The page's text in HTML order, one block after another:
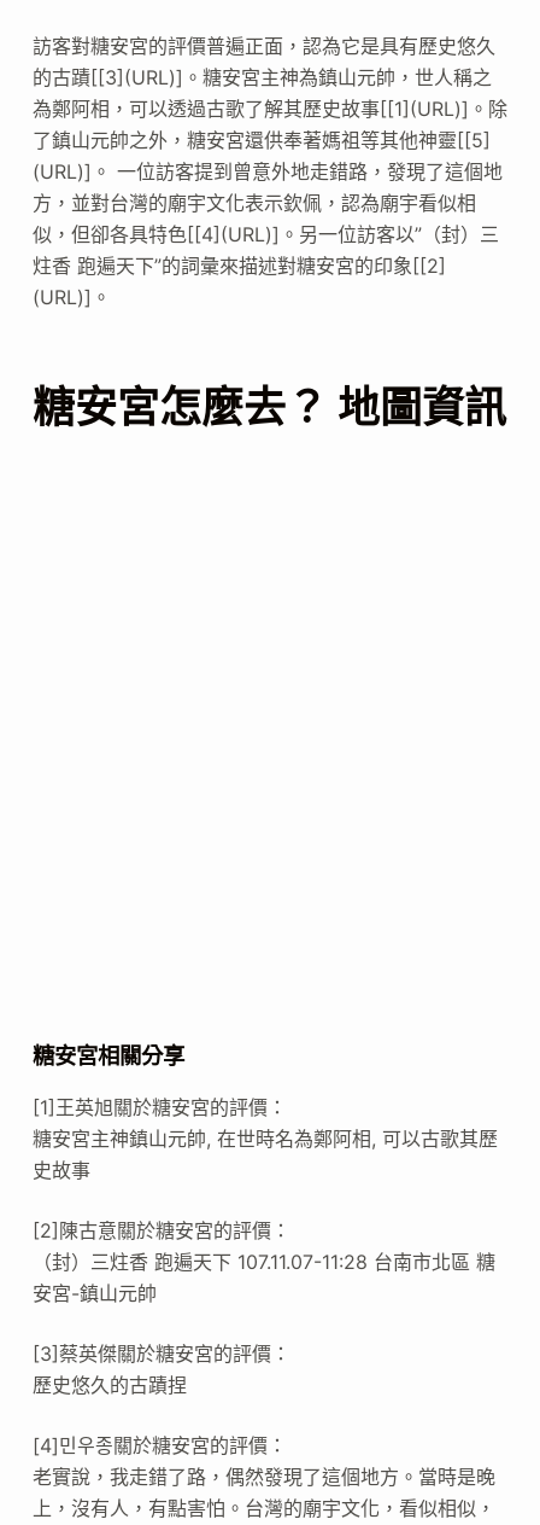
訪客對糖安宮的評價普遍正面，認為它是具有歷史悠久
的古蹟[[3](URL)]。糖安宮主神為鎮山元帥，世人稱之
為鄭阿相，可以透過古歌了解其歷史故事[[1](URL)]。除
了鎮山元帥之外，糖安宮還供奉著媽祖等其他神靈[[5]
(URL)]。 一位訪客提到曾意外地走錯路，發現了這個地
方，並對台灣的廟宇文化表示欽佩，認為廟宇看似相
似，但卻各具特色[[4](URL)]。另一位訪客以”（封）三
炷香 跑遍天下”的詞彙來描述對糖安宮的印象[[2]
(URL)]。
糖安宮怎麼去？ 地圖資訊
糖安宮相關分享
[1]王英旭關於糖安宮的評價：
糖安宮主神鎮山元帥, 在世時名為鄭阿相, 可以古歌其歷
史故事
[2]陳古意關於糖安宮的評價：
（封）三炷香 跑遍天下 107.11.07-11:28 台南市北區 糖
安宮-鎮山元帥
[3]蔡英傑關於糖安宮的評價：
歷史悠久的古蹟捏
[4]민우종關於糖安宮的評價：
老實說，我走錯了路，偶然發現了這個地方。當時是晚
上，沒有人，有點害怕。台灣的廟宇文化，看似相似，